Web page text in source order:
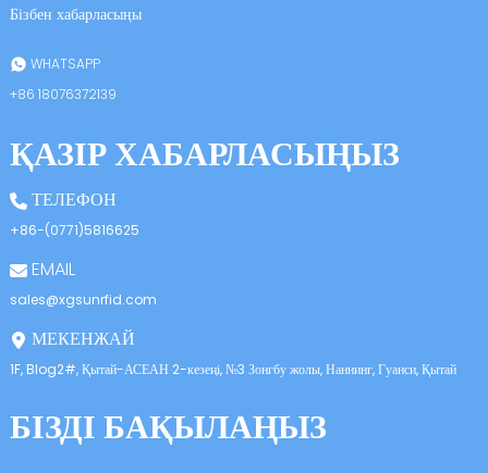
Бізбен хабарласыңы
WHATSAPP
+86 18076372139
ҚАЗІР ХАБАРЛАСЫҢЫЗ
ТЕЛЕФОН
+86-(0771)5816625
EMAIL
sales@xgsunrfid.com
МЕКЕНЖАЙ
1F, Blog2#, Қытай-АСЕАН 2-кезеңі, №3 Зонгбу жолы, Наннинг, Гуанси, Қытай
БІЗДІ БАҚЫЛАҢЫЗ